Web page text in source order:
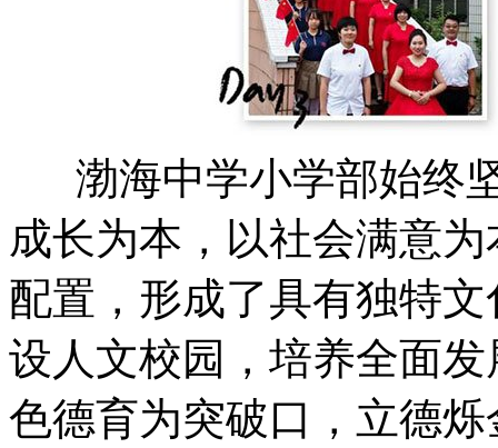
渤海中学小学部始终
成长为本，以社会满意
配置，形成了具有独特
设人文校园，培养全面
色德育为突破口，立德